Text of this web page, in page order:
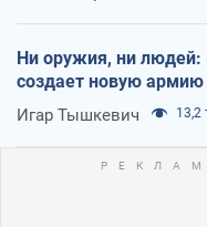
Ни оружия, ни людей:
создает новую армию
Игар Тышкевич 13,2